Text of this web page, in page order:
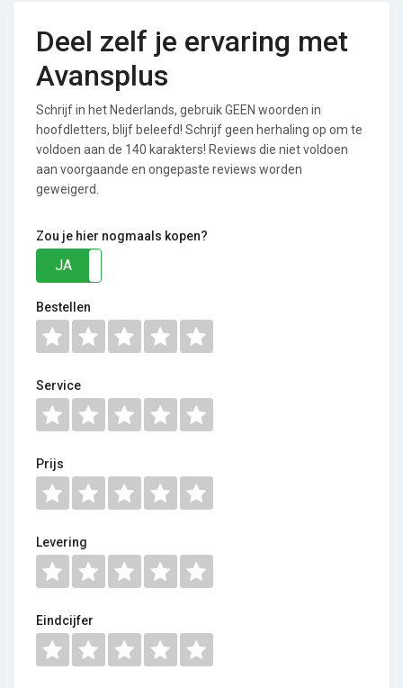
Deel zelf je ervaring met
Avansplus
Schrijf in het Nederlands, gebruik GEEN woorden in
hoofdletters, blijf beleefd! Schrijf geen herhaling op om te
voldoen aan de 140 karakters! Reviews die niet voldoen
aan voorgaande en ongepaste reviews worden
geweigerd.
Zou je hier nogmaals kopen?
JA
Bestellen
Service
Prijs
Levering
Eindcijfer